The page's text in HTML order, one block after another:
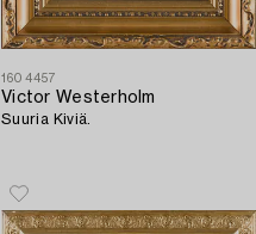
1604457
Victor Westerholm
Suuria Kiviä.